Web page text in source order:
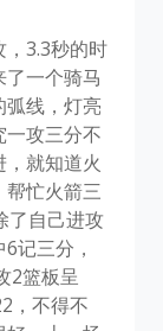
3.3秒的时
一个骑马
弧线，灯亮
攻三分不
就知道火
忙火箭三
了自己进攻
记三分，
2篮板呈
，不得不